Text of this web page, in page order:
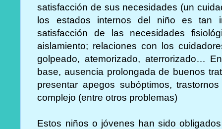
satisfacción de sus necesidades (un
los estados internos del niño es tan
satisfacción de las necesidades
aislamiento; relaciones con los
golpeado, atemorizado, aterrorizado…
base, ausencia prolongada de buenos
presentar apegos subóptimos,
complejo (entre otros problemas)
Estos niños o jóvenes han sido